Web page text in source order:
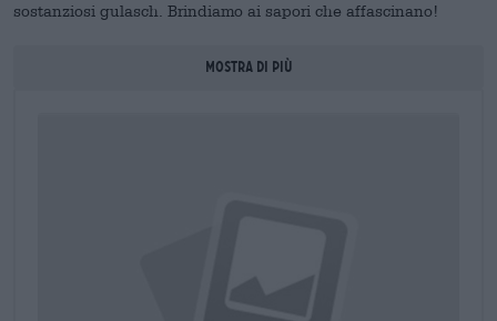
sostanziosi gulasch. Brindiamo ai sapori che affascinano!
MOSTRA DI PIù